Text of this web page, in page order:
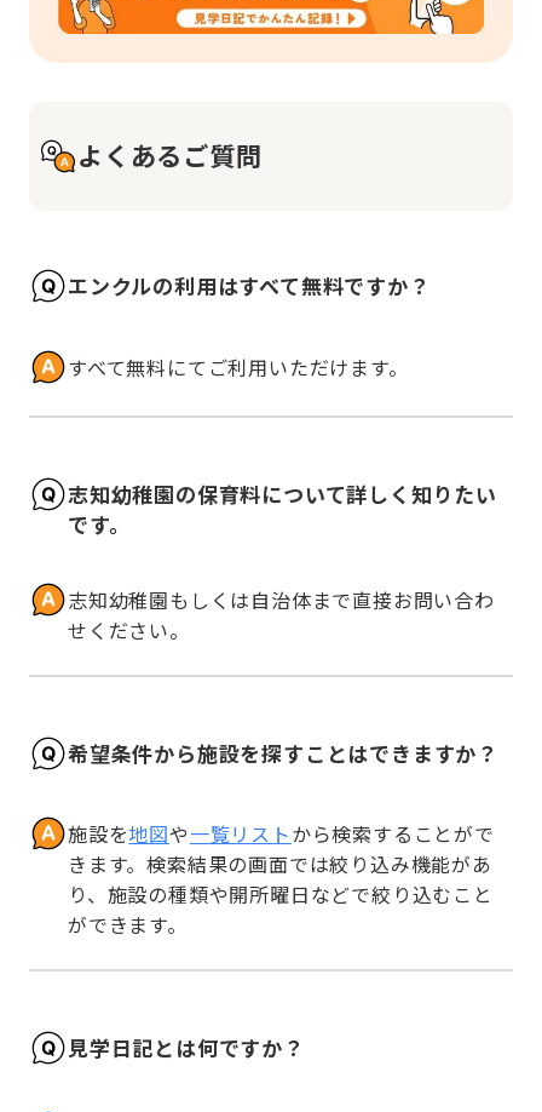
よくあるご質問
エンクルの利用はすべて無料ですか？
すべて無料にてご利用いただけます。
志知幼稚園の保育料について詳しく知りたい
です。
志知幼稚園もしくは自治体まで直接お問い合わ
せください。
希望条件から施設を探すことはできますか？
施設を地図や一覧リストから検索することがで
きます。検索結果の画面では絞り込み機能があ
り、施設の種類や開所曜日などで絞り込むこと
ができます。
見学日記とは何ですか？